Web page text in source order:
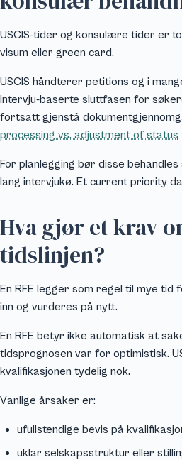
USCIS-tider og konsulære tider er
visum eller green card.
USCIS håndterer petitions og i
intervju-baserte sluttfasen for
fortsatt gjenstå
processing vs. adjustment of status
For planlegging bør disse
lang intervjukø. Et current priority
Hva gjør et krav
tidslinjen?
En RFE legger som regel til mye tid
inn og vurderes på nytt.
En RFE betyr ikke automatisk at
tidsprognosen var for optimistisk.
kvalifikasjonen tydelig nok.
Vanlige årsaker er:
ufullstendige bevis på
uklar selskapsstruktur eller